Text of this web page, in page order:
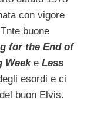
con vigore
buone
for the End of
Weeke Less
esordi e ci
buon Elvis.